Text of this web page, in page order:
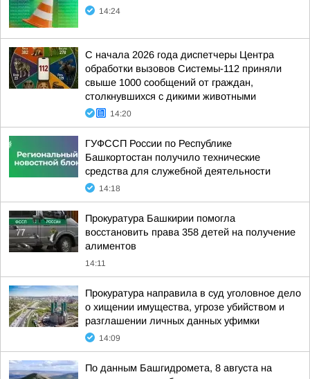
14:24
С начала 2026 года диспетчеры Центра
обработки вызовов Системы-112 приняли
свыше 1000 сообщений от граждан,
столкнувшихся с дикими животными
14:20
ГУФССП России по Республике
Башкортостан получило технические
средства для служебной деятельности
14:18
Прокуратура Башкирии помогла
восстановить права 358 детей на получение
алиментов
14:11
Прокуратура направила в суд уголовное дело
о хищении имущества, угрозе убийством и
разглашении личных данных уфимки
14:09
По данным Башгидромета, 8 августа на